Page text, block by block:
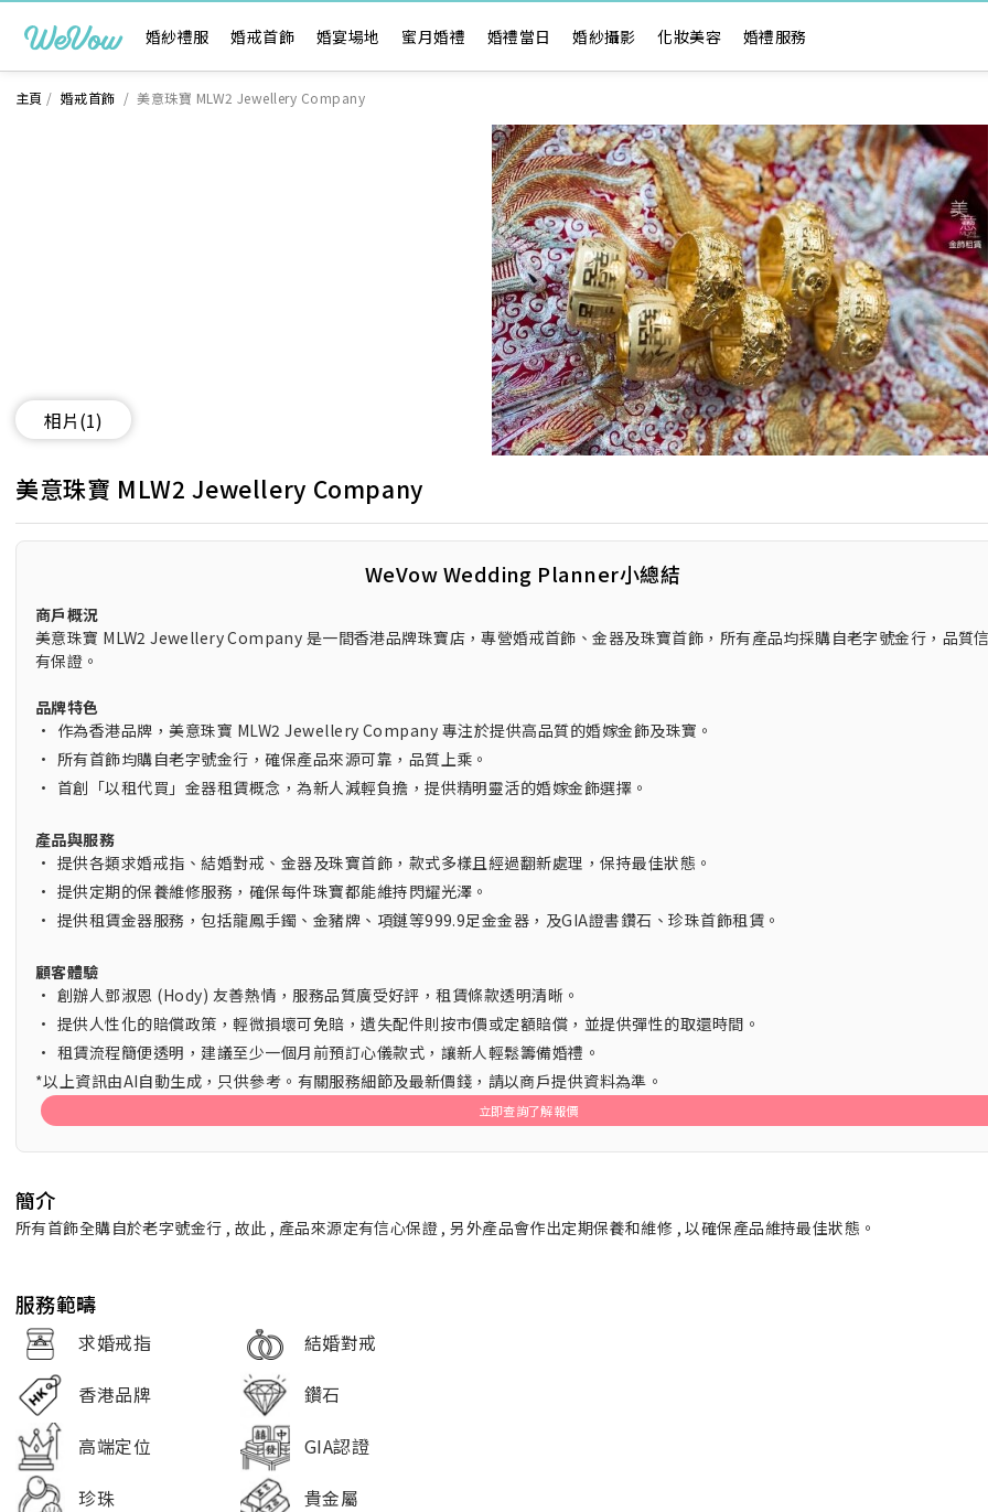
婚紗禮服 婚戒首飾 婚宴場地 蜜月婚禮 婚禮當日 婚紗攝影 化妝美容 婚禮服務
主頁 / 婚戒首飾 /美意珠寶 MLW2 Jewellery Company
相片(1)
美意珠寶 MLW2 Jewellery Company
WeVow Wedding Planner小總結
商戶概況
美意珠寶 MLW2 Jewellery Company 是一間香港品牌珠寶店，專營婚戒首飾、金器及珠寶首飾，所有產品均採購自老字號金行，品質
有保證。
品牌特色
• 作為香港品牌，美意珠寶 MLW2 Jewellery Company 專注於提供高品質的婚嫁金飾及珠寶。
• 所有首飾均購自老字號金行，確保產品來源可靠，品質上乘。
• 首創「以租代買」金器租賃概念，為新人減輕負擔，提供精明靈活的婚嫁金飾選擇。
產品與服務
• 提供各類求婚戒指、結婚對戒、金器及珠寶首飾，款式多樣且經過翻新處理，保持最佳狀態。
• 提供定期的保養維修服務，確保每件珠寶都能維持閃耀光澤。
• 提供租賃金器服務，包括龍鳳手鐲、金豬牌、項鏈等999.9足金金器，及GIA證書鑽石、珍珠首飾租賃。
顧客體驗
• 創辦人鄧淑恩 (Hody) 友善熱情，服務品質廣受好評，租賃條款透明清晰。
• 提供人性化的賠償政策，輕微損壞可免賠，遺失配件則按市價或定額賠償，並提供彈性的取還時間。
• 租賃流程簡便透明，建議至少一個月前預訂心儀款式，讓新人輕鬆籌備婚禮。
*以上資訊由AI自動生成，只供參考。有關服務細節及最新價錢，請以商戶提供資料為準。
立即查詢了解報價
簡介
所有首飾全購自於老字號金行 , 故此 , 產品來源定有信心保證 , 另外產品會作出定期保養和維修 , 以確保產品維持最佳狀態。
服務範疇
求婚戒指
結婚對戒
香港品牌
鑽石
高端定位
GIA認證
珍珠
貴金屬